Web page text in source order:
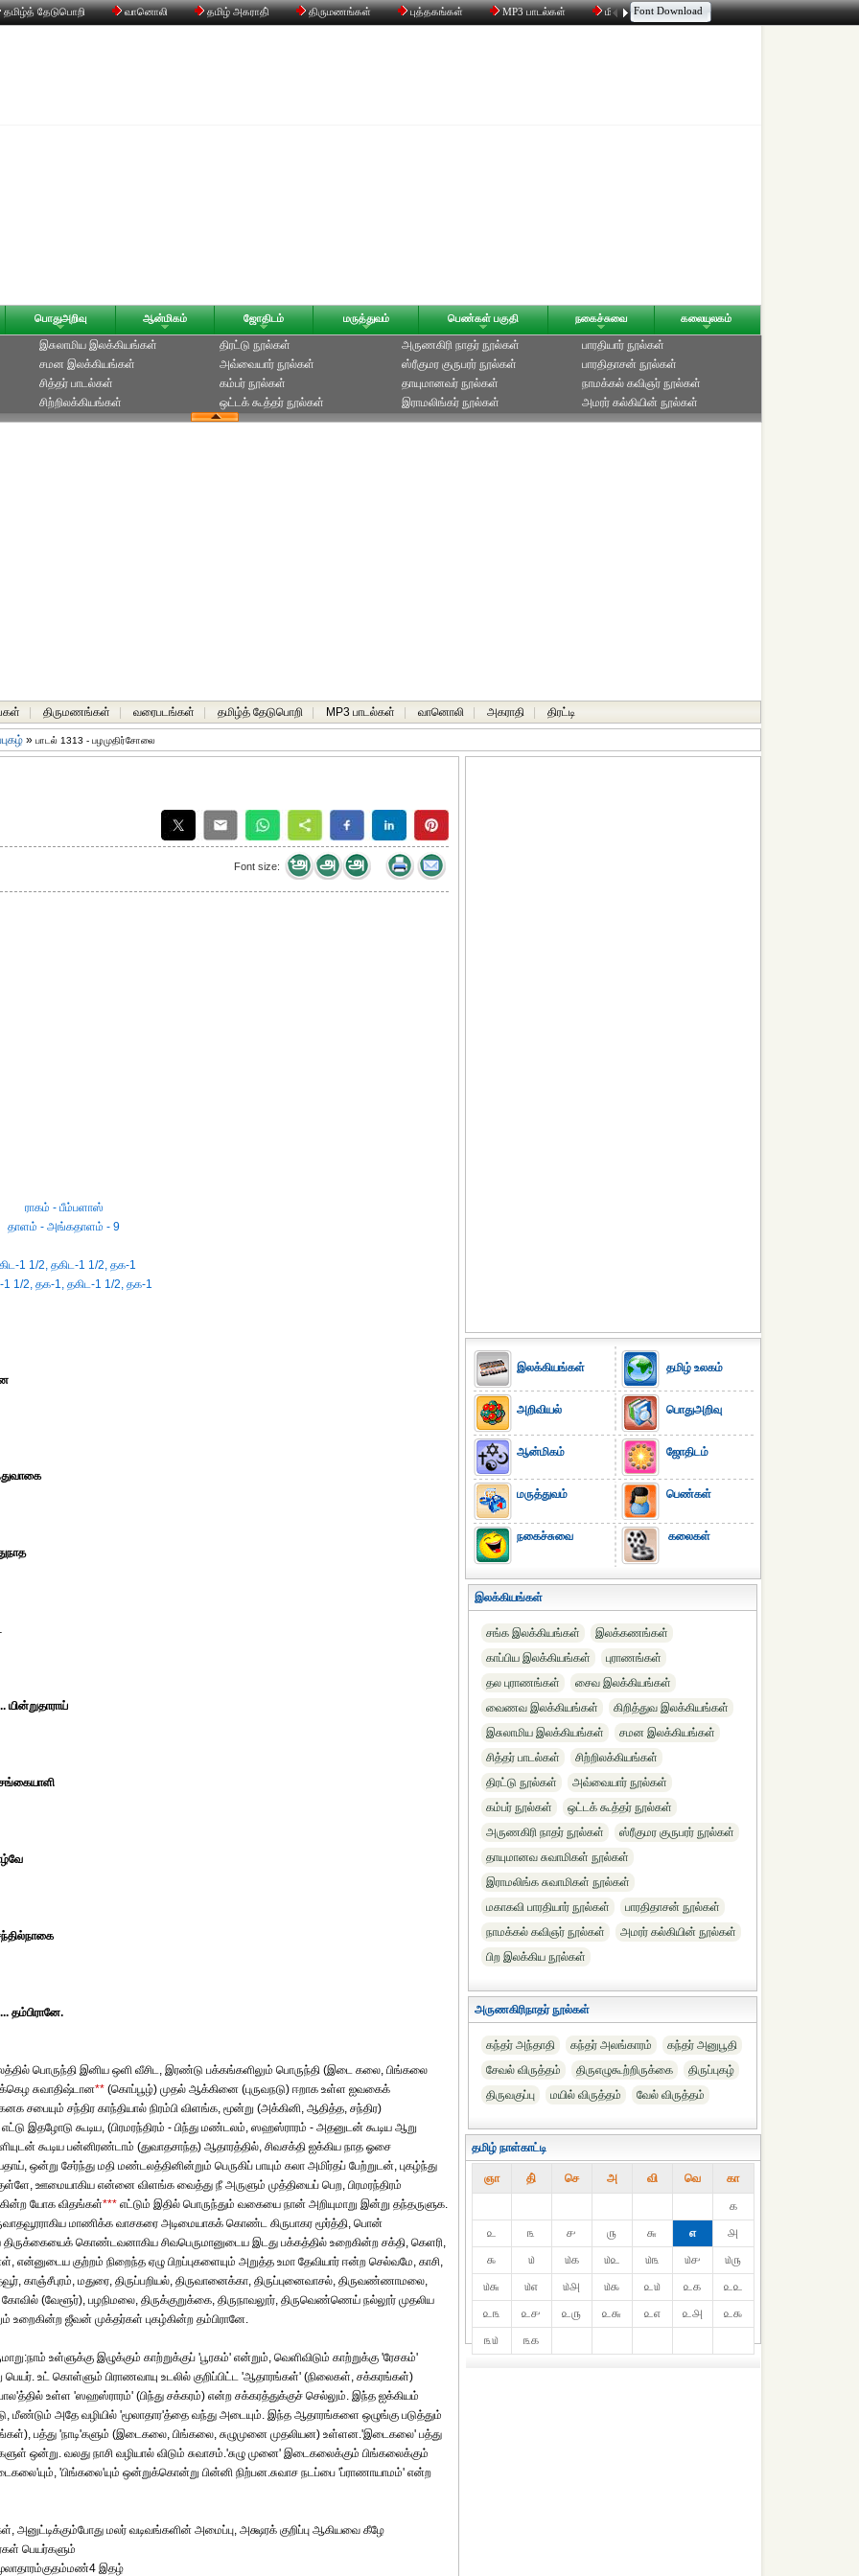
தமிழ்த் தேடுபொறி வானொலி தமிழ் அகராதி் திருமணங்கள் புத்தகங்கள் MP3 பாடல்கள் மின்னஞ்சல் திரட்டி உரையாடல்
Font Download
பொதுஅறிவு ஆன்மிகம் ஜோதிடம் மருத்துவம் பெண்கள் பகுதி நகைச்சுவை கலையுலகம்
இசுலாமிய இலக்கியங்கள்
சமன இலக்கியங்கள்
சித்தர் பாடல்கள்
சிற்றிலக்கியங்கள்
திரட்டு நூல்கள்
அவ்வையார் நூல்கள்
கம்பர் நூல்கள்
ஒட்டக் கூத்தர் நூல்கள்
அருணகிரி நாதர் நூல்கள்
ஸ்ரீகுமர குருபரர் நூல்கள்
தாயுமானவர் நூல்கள்
இராமலிங்கர் நூல்கள்
பாரதியார் நூல்கள்
பாரதிதாசன் நூல்கள்
நாமக்கல் கவிஞர் நூல்கள்
அமரர் கல்கியின் நூல்கள்
திருமணங்கள் வரைபடங்கள் தமிழ்த் தேடுபொறி MP3 பாடல்கள் வானொலி அகராதி திரட்டி
» பாடல் 1313 - பழமுதிர்சோலை
Font size:
ராகம் - பீம்பளாஸ்
தாளம் - அங்கதாளம் - 9
1 1/2, தகிட-1 1/2, தக-1
1 1/2, தக-1, தகிட-1 1/2, தக-1
தம்பிரானே.
பொருந்தி இனிய ஒளி வீசிட, இரண்டு பக்கங்களிலும் பொருந்தி (இடை கலை, பிங்கலை
சுவாதிஷ்டான** (கொப்பூழ்) முதல் ஆக்கினை (புருவநடு) ஈறாக உள்ள ஐவகைக்
சபையும் சந்திர காந்தியால் நிரம்பி விளங்க, மூன்று (அக்கினி, ஆதித்த, சந்திர)
இதழோடு கூடிய, (பிரமரந்திரம் - பிந்து மண்டலம், ஸஹஸ்ராரம் - அதனுடன் கூடிய ஆறு
கூடிய பன்னிரண்டாம் (துவாதசாந்த) ஆதாரத்தில், சிவசக்தி ஐக்கிய நாத ஓசை
ஒன்று சேர்ந்து மதி மண்டலத்தினின்றும் பெருகிப் பாயும் கலா அமிர்தப் பேற்றுடன், புகழ்ந்து
ஊமையாகிய என்னை விளங்க வைத்து நீ அருளும் முத்தியைப் பெற, பிரமரந்திரம்
யோக விதங்கள்*** எட்டும் இதில் பொருந்தும் வகையை நான் அறியுமாறு இன்று தந்தருளுக.
மாணிக்க வாசகரை அடிமையாகக் கொண்ட கிருபாகர மூர்த்தி, பொன்
கொண்டவனாகிய சிவபெருமானுடைய இடது பக்கத்தில் உறைகின்ற சக்தி, கெளரி,
குற்றம் நிறைந்த ஏழு பிறப்புகளையும் அறுத்த உமா தேவியார் ஈன்ற செல்வமே, காசி,
காஞ்சீபுரம், மதுரை, திருப்பறியல், திருவானைக்கா, திருப்புனைவாசல், திருவண்ணாமலை,
(வேளூர்), பழநிமலை, திருக்குறுக்கை, திருநாவலூர், திருவெண்ணெய் நல்லூர் முதலிய
உறைகின்ற ஜீவன் முக்தர்கள் புகழ்கின்ற தம்பிரானே.
உள்ளுக்கு இழுக்கும் காற்றுக்குப் 'பூரகம்' என்றும், வெளிவிடும் காற்றுக்கு 'ரேசகம்'
பெயர். உட் கொள்ளும் பிராணவாயு உடலில் குறிப்பிட்ட 'ஆதாரங்கள்' (நிலைகள், சக்கரங்கள்)
உள்ள 'ஸஹஸ்ராரம்' (பிந்து சக்கரம்) என்ற சக்கரத்துக்குச் செல்லும். இந்த ஐக்கியம்
மீண்டும் அதே வழியில் 'மூலாதார'த்தை வந்து அடையும். இந்த ஆதாரங்களை ஒழுங்கு படுத்தும்
பத்து 'நாடி'களும் (இடைகலை, பிங்கலை, சுழுமுனை முதலியன) உள்ளன.'இடைகலை' பத்து
ஒன்று. வலது நாசி வழியால் விடும் சுவாசம்.'சுழு முனை' இடைகலைக்கும் பிங்கலைக்கும்
'பிங்கலை'யும் ஒன்றுக்கொன்று பின்னி நிற்பன.சுவாச நடப்பை 'ப்ராணாயாமம்' என்ற
அனுட்டிக்கும்போது மலர் வடிவங்களின் அமைப்பு, அக்ஷரக் குறிப்பு ஆகியவை கீழே
பெயர்களும்
இதழ்
இலக்கியங்கள்
அறிவியல்
ஆன்மிகம்
மருத்துவம்
நகைச்சுவை
தமிழ் உலகம்
பொதுஅறிவு
ஜோதிடம்
பெண்கள்
கலைகள்
இலக்கியங்கள்
சங்க இலக்கியங்கள்
இலக்கணங்கள்
காப்பிய இலக்கியங்கள்
புராணங்கள்
தல புராணங்கள்
சைவ இலக்கியங்கள்
வைணவ இலக்கியங்கள்
கிறித்துவ இலக்கியங்கள்
இசுலாமிய இலக்கியங்கள்
சமன இலக்கியங்கள்
சித்தர் பாடல்கள்
சிற்றிலக்கியங்கள்
திரட்டு நூல்கள்
அவ்வையார் நூல்கள்
கம்பர் நூல்கள்
ஒட்டக் கூத்தர் நூல்கள்
அருணகிரி நாதர் நூல்கள்
ஸ்ரீகுமர குருபரர் நூல்கள்
தாயுமானவ சுவாமிகள் நூல்கள்
இராமலிங்க சுவாமிகள் நூல்கள்
மகாகவி பாரதியார் நூல்கள்
பாரதிதாசன் நூல்கள்
நாமக்கல் கவிஞர் நூல்கள்
அமரர் கல்கியின் நூல்கள்
பிற இலக்கிய நூல்கள்
அருணகிரிநாதர் நூல்கள்
கந்தர் அந்தாதி கந்தர் அலங்காரம்
கந்தர் அனுபூதி
சேவல் விருத்தம்
திருஎழுகூற்றிருக்கை
திருப்புகழ்
திருவகுப்பு
மயில் விருத்தம் வேல் விருத்தம்
தமிழ் நாள்காட்டி
ஞா தி் செ அ வி வெ கா
௧
௨
௩ ௪ ௫ ௬ ௭
௮
௯
௰ ௰௧ ௰௨ ௰௩ ௰௪
௰௫
௰௬
௰௭ ௰௮ ௰௯ ௨௰ ௨௧
௨௨
௨௩
௨௪ ௨௫ ௨௬ ௨௭ ௨௮
௨௯
௩௰
௩௧